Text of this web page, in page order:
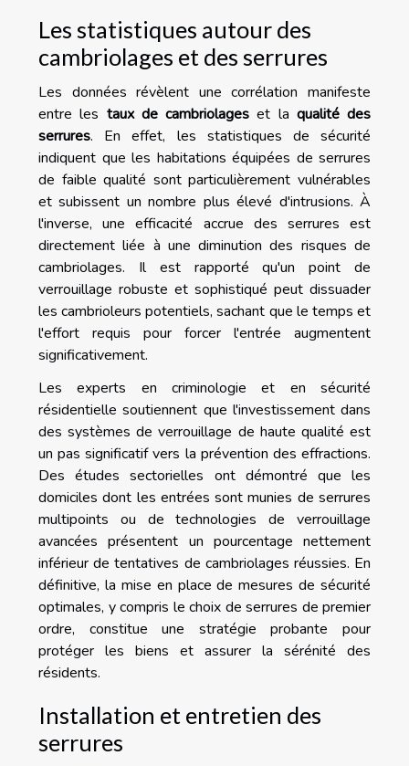
Les statistiques autour des
cambriolages et des serrures
Les données révèlent une corrélation manifeste
entre les taux de cambriolages et la qualité des
serrures. En effet, les statistiques de sécurité
indiquent que les habitations équipées de serrures
de faible qualité sont particulièrement vulnérables
et subissent un nombre plus élevé d'intrusions. À
l'inverse, une efficacité accrue des serrures est
directement liée à une diminution des risques de
cambriolages. Il est rapporté qu'un point de
verrouillage robuste et sophistiqué peut dissuader
les cambrioleurs potentiels, sachant que le temps et
l'effort requis pour forcer l'entrée augmentent
significativement.
Les experts en criminologie et en sécurité
résidentielle soutiennent que l'investissement dans
des systèmes de verrouillage de haute qualité est
un pas significatif vers la prévention des effractions.
Des études sectorielles ont démontré que les
domiciles dont les entrées sont munies de serrures
multipoints ou de technologies de verrouillage
avancées présentent un pourcentage nettement
inférieur de tentatives de cambriolages réussies. En
définitive, la mise en place de mesures de sécurité
optimales, y compris le choix de serrures de premier
ordre, constitue une stratégie probante pour
protéger les biens et assurer la sérénité des
résidents.
Installation et entretien des
serrures